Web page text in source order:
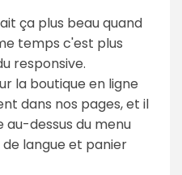
ça plus beau quand
temps c'est plus
responsive.
la boutique en ligne
dans nos pages, et il
au-dessus du menu
langue et panier